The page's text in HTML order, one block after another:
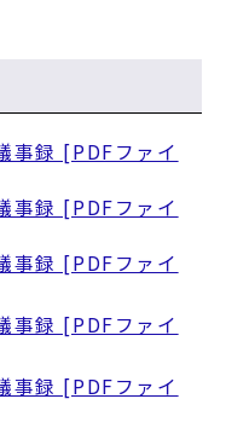
事録 [PDFファイ
事録 [PDFファイ
事録 [PDFファイ
事録 [PDFファイ
事録 [PDFファイ